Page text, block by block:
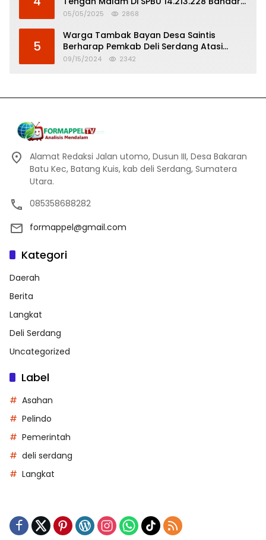
Tinggi
05/05/2025 2868
5
Warga Tambak Bayan Desa Saintis
Berharap Pemkab Deli Serdang Atasi
Banjir
09/15/2024 2342
Alamat Redaksi Jalan utomo, Dusun III, Desa Bakaran
Batu Kec, Batang Kuis, kab deli Serdang, Sumatera
Utara.
085358688282
formappel@gmail.com
Kategori
Daerah
Berita
Langkat
Deli Serdang
Uncategorized
Label
Asahan
Pelindo
Pemerintah
deli serdang
Langkat